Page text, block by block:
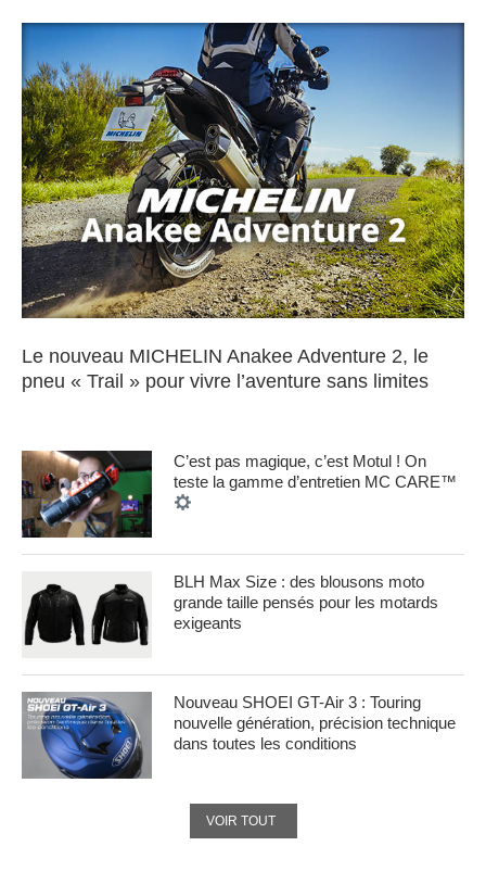
Le nouveau MICHELIN Anakee Adventure 2, le
pneu « Trail » pour vivre l’aventure sans limites
C’est pas magique, c’est Motul ! On
teste la gamme d’entretien MC CARE™
BLH Max Size : des blousons moto
grande taille pensés pour les motards
exigeants
Nouveau SHOEI GT-Air 3 : Touring
nouvelle génération, précision technique
dans toutes les conditions
VOIR TOUT